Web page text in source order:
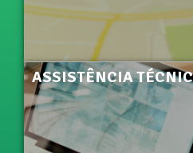
ASSISTÊNCIA